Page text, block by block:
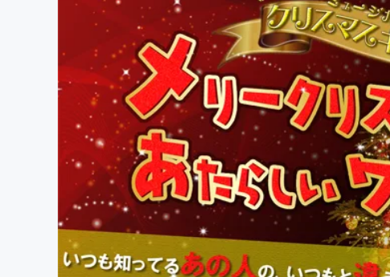
テクノロジー・ガジェット ゲ
映像・映画 書
ビジネス・起業 チ
まちづくり・地域活性化